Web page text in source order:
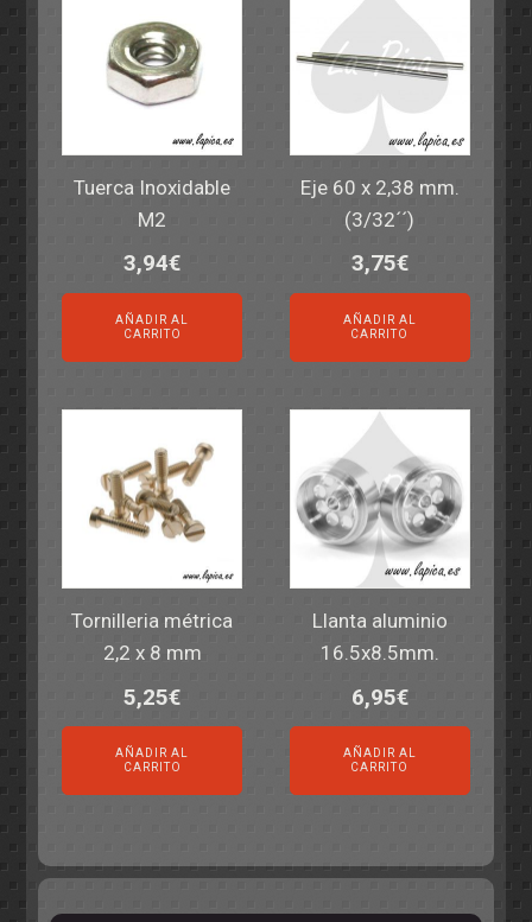
Tuerca Inoxidable
M2
3,94€
AÑADIR AL
CARRITO
Eje 60 x 2,38 mm.
(3/32´´)
3,75€
AÑADIR AL
CARRITO
Tornilleria métrica
2,2 x 8 mm
5,25€
AÑADIR AL
CARRITO
Llanta aluminio
16.5x8.5mm.
6,95€
AÑADIR AL
CARRITO